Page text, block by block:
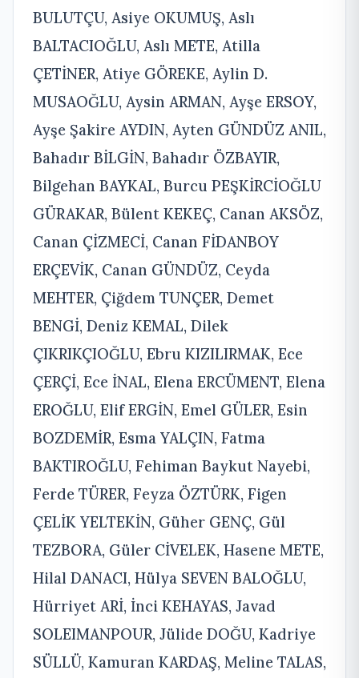
BULUTÇU, Asiye OKUMUŞ, Aslı
BALTACIOĞLU, Aslı METE, Atilla
ÇETİNER, Atiye GÖREKE, Aylin D.
MUSAOĞLU, Aysin ARMAN, Ayşe ERSOY,
Ayşe Şakire AYDIN, Ayten GÜNDÜZ ANIL,
Bahadır BİLGİN, Bahadır ÖZBAYIR,
Bilgehan BAYKAL, Burcu PEŞKİRCİOĞLU
GÜRAKAR, Bülent KEKEÇ, Canan AKSÖZ,
Canan ÇİZMECİ, Canan FİDANBOY
ERÇEVİK, Canan GÜNDÜZ, Ceyda
MEHTER, Çiğdem TUNÇER, Demet
BENGİ, Deniz KEMAL, Dilek
ÇIKRIKÇIOĞLU, Ebru KIZILIRMAK, Ece
ÇERÇİ, Ece İNAL, Elena ERCÜMENT, Elena
EROĞLU, Elif ERGİN, Emel GÜLER, Esin
BOZDEMİR, Esma YALÇIN, Fatma
BAKTIROĞLU, Fehiman Baykut Nayebi,
Ferde TÜRER, Feyza ÖZTÜRK, Figen
ÇELİK YELTEKİN, Güher GENÇ, Gül
TEZBORA, Güler CİVELEK, Hasene METE,
Hilal DANACI, Hülya SEVEN BALOĞLU,
Hürriyet ARİ, İnci KEHAYAS, Javad
SOLEIMANPOUR, Jülide DOĞU, Kadriye
SÜLLÜ, Kamuran KARDAŞ, Meline TALAS,